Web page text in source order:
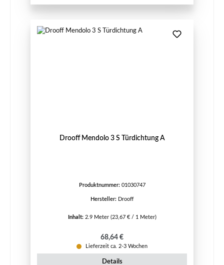
Drooff Mendolo 3 S Türdichtung A
Produktnummer: 01030747
Hersteller: Drooff
Inhalt: 2.9 Meter (23,67 € / 1 Meter)
Regulärer Preis:
68,64 €
Lieferzeit ca. 2-3 Wochen
Details